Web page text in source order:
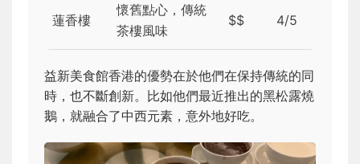
蓮香樓
懷舊點心，傳統
茶樓風味
$$ 4/5
益新美食館香港的優勢在於他們在保持傳統的同
時，也不斷創新。比如他們最近推出的黑松露燒
鵝，就融合了中西元素，意外地好吃。